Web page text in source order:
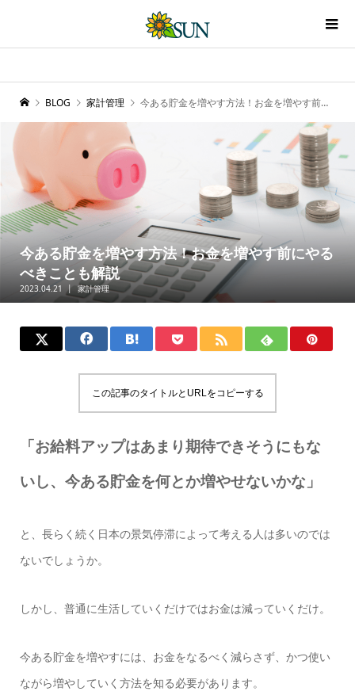
BLOG 家計管理 今ある貯金を増やす方法！お金を増やす前にやるべきことも解説
今ある貯金を増やす方法！お金を増やす前にやる
べきことも解説
2023.04.21 家計管理
この記事のタイトルとURLをコピーする
「お給料アップはあまり期待できそうにもな
いし、今ある貯金を何とか増やせないかな」
と、長らく続く日本の景気停滞によって考える人は多いのでは
ないでしょうか。
しかし、普通に生活していくだけではお金は減っていくだけ。
今ある貯金を増やすには、お金をなるべく減らさず、かつ使い
ながら増やしていく方法を知る必要があります。